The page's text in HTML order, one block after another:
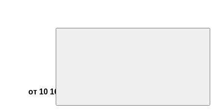
от 10 164 ₽